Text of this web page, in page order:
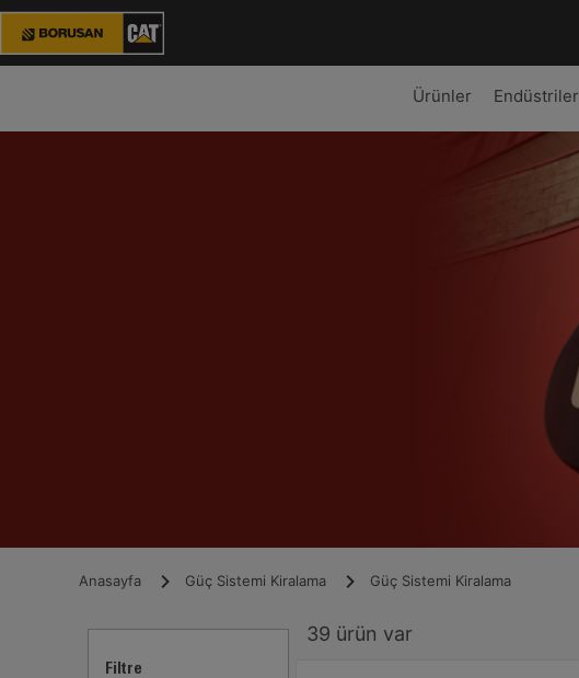
Ürünler Endüstriler
Anasayfa Güç Sistemi Kiralama Güç Sistemi Kiralama
Filtre
39 ürün var